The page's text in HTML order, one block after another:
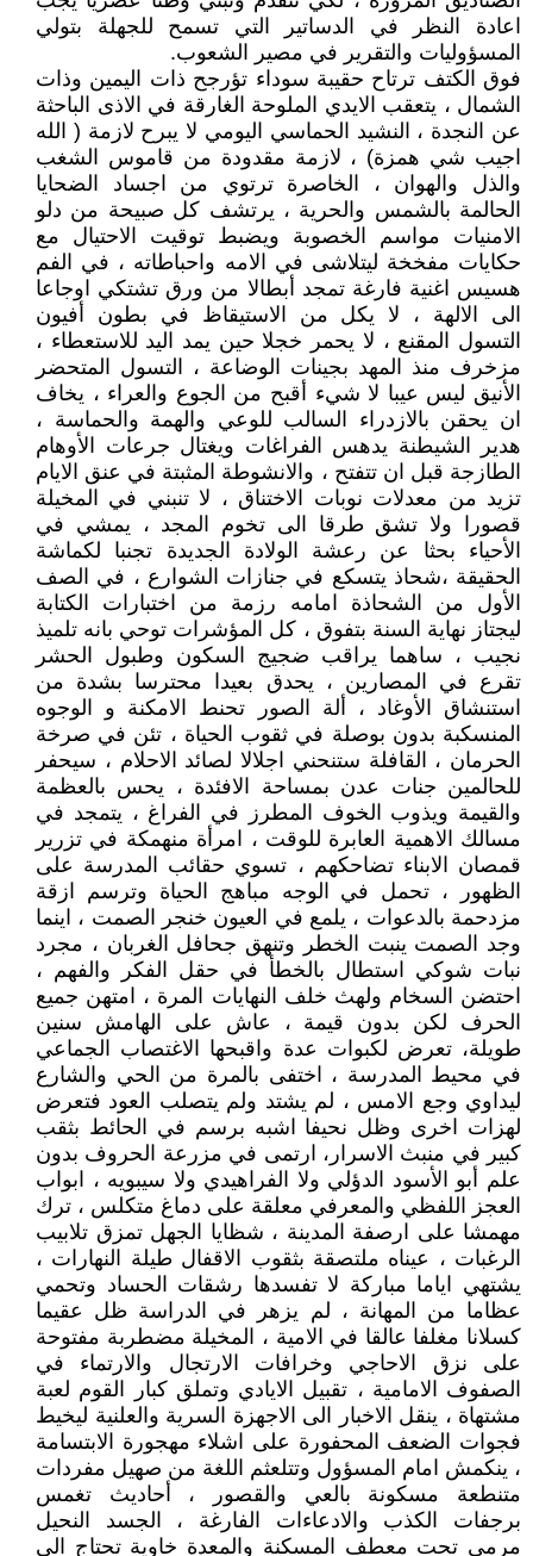
اعادة النظر في الدساتير التي تسمح للجهلة بتولي
المسؤوليات والتقرير في مصير الشعوب.
فوق الكتف ترتاح حقيبة سوداء تؤرجح ذات اليمين وذات
الشمال ، يتعقب الايدي الملوحة الغارقة في الاذى الباحثة
عن النجدة ، النشيد الحماسي اليومي لا يبرح لازمة ( الله
اجيب شي همزة) ، لازمة مقدودة من قاموس الشغب
والذل والهوان ، الخاصرة ترتوي من اجساد الضحايا
الحالمة بالشمس والحرية ، يرتشف كل صبيحة من دلو
الامنيات مواسم الخصوبة ويضبط توقيت الاحتيال مع
حكايات مفخخة ليتلاشى في الامه واحباطاته ، في الفم
هسيس اغنية فارغة تمجد أبطالا من ورق تشتكي اوجاعا
الى الالهة ، لا يكل من الاستيقاظ في بطون أفيون
التسول المقنع ، لا يحمر خجلا حين يمد اليد للاستعطاء ،
مزخرف منذ المهد بجينات الوضاعة ، التسول المتحضر
الأنيق ليس عيبا لا شيء أقبح من الجوع والعراء ، يخاف
ان يحقن بالازدراء السالب للوعي والهمة والحماسة ،
هدير الشيطنة يدهس الفراغات ويغتال جرعات الأوهام
الطازجة قبل ان تتفتح ، والانشوطة المثبتة في عنق الايام
تزيد من معدلات نوبات الاختناق ، لا تنبني في المخيلة
قصورا ولا تشق طرقا الى تخوم المجد ، يمشي في
الأحياء بحثا عن رعشة الولادة الجديدة تجنبا لكماشة
الحقيقة ،شحاذ يتسكع في جنازات الشوارع ، في الصف
الأول من الشحاذة امامه رزمة من اختبارات الكتابة
ليجتاز نهاية السنة بتفوق ، كل المؤشرات توحي بانه تلميذ
نجيب ، ساهما يراقب ضجيج السكون وطبول الحشر
تقرع في المصارين ، يحدق بعيدا محترسا بشدة من
استنشاق الأوغاد ، ألة الصور تحنط الامكنة و الوجوه
المنسكبة بدون بوصلة في ثقوب الحياة ، تئن في صرخة
الحرمان ، القافلة ستنحني اجلالا لصائد الاحلام ، سيحفر
للحالمين جنات عدن بمساحة الافئدة ، يحس بالعظمة
والقيمة ويذوب الخوف المطرز في الفراغ ، يتمجد في
مسالك الاهمية العابرة للوقت ، امرأة منهمكة في تزرير
قمصان الابناء تضاحكهم ، تسوي حقائب المدرسة على
الظهور ، تحمل في الوجه مباهج الحياة وترسم ازقة
مزدحمة بالدعوات ، يلمع في العيون خنجر الصمت ، اينما
وجد الصمت ينبت الخطر وتنهق جحافل الغربان ، مجرد
نبات شوكي استطال بالخطأ في حقل الفكر والفهم ،
احتضن السخام ولهث خلف النهايات المرة ، امتهن جميع
الحرف لكن بدون قيمة ، عاش على الهامش سنين
طويلة، تعرض لكبوات عدة واقبحها الاغتصاب الجماعي
في محيط المدرسة ، اختفى بالمرة من الحي والشارع
ليداوي وجع الامس ، لم يشتد ولم يتصلب العود فتعرض
لهزات اخرى وظل نحيفا اشبه برسم في الحائط بثقب
كبير في منبث الاسرار، ارتمى في مزرعة الحروف بدون
علم أبو الأسود الدؤلي ولا الفراهيدي ولا سيبويه ، ابواب
العجز اللفظي والمعرفي معلقة على دماغ متكلس ، ترك
مهمشا على ارصفة المدينة ، شظايا الجهل تمزق تلابيب
الرغبات ، عيناه ملتصقة بثقوب الاقفال طيلة النهارات ،
يشتهي اياما مباركة لا تفسدها رشقات الحساد وتحمي
عظاما من المهانة ، لم يزهر في الدراسة ظل عقيما
كسلانا مغلفا عالقا في الامية ، المخيلة مضطربة مفتوحة
على نزق الاحاجي وخرافات الارتجال والارتماء في
الصفوف الامامية ، تقبيل الايادي وتملق كبار القوم لعبة
مشتهاة ، ينقل الاخبار الى الاجهزة السرية والعلنية ليخيط
فجوات الضعف المحفورة على اشلاء مهجورة الابتسامة
، ينكمش امام المسؤول وتتلعثم اللغة من صهيل مفردات
متنطعة مسكونة بالعي والقصور ، أحاديث تغمس
برجفات الكذب والادعاءات الفارغة ، الجسد النحيل
مرمي تحت معطف المسكنة والمعدة خاوية تحتاج الى